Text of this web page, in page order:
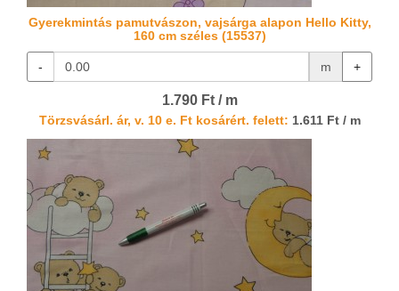
Gyerekmintás pamutvászon, vajsárga alapon Hello Kitty,
160 cm széles (15537)
- m +
1.790 Ft / m
Törzsvásárl. ár, v. 10 e. Ft kosárért. felett: 1.611 Ft / m